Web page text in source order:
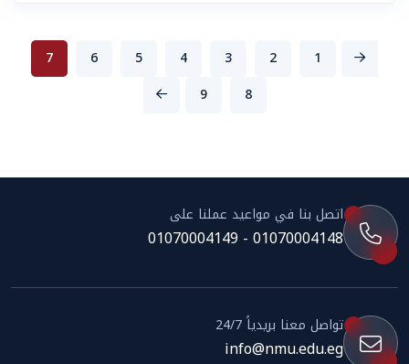
1
2
3
4
5
6
7
8
9
اتصل بنا في مواعيد عملنا على
01070004148 - 01070004149
تواصل معنا بريدياً 24/7
info@nmu.edu.eg